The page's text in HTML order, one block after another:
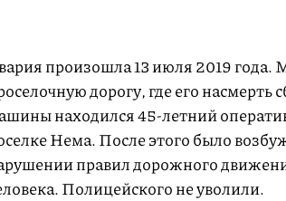
произошла 13 июля 2019 года.
дорогу, где его насмерть
находился 45-летний
Нема. После этого было
правил дорожного
Полицейского не уволили.